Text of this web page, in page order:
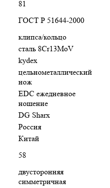
81
ГОСТ Р 51644-2000
клипса/кольцо
сталь 8Cr13MoV
kydex
цельнометаллический
нож
EDC ежедневное
ношение
DG Sharx
Россия
Китай
58
двусторонняя
симметричная